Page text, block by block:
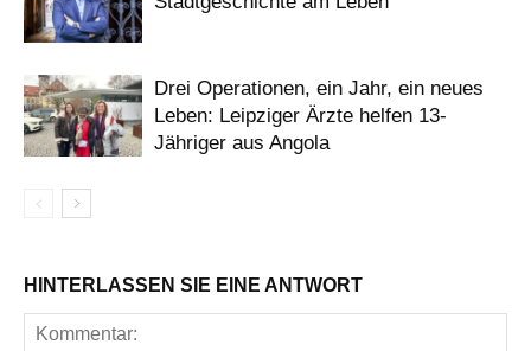
Drei Operationen, ein Jahr, ein neues
Leben: Leipziger Ärzte helfen 13-
Jähriger aus Angola
HINTERLASSEN SIE EINE ANTWORT